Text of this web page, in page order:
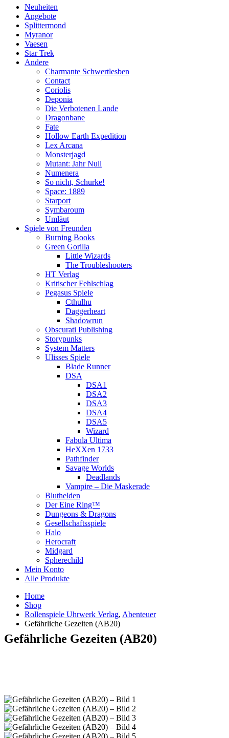
Neuheiten
Angebote
Splittermond
Myranor
Vaesen
Star Trek
Andere
Charmante Schwertlesben
Contact
Coriolis
Deponia
Die Verbotenen Lande
Dragonbane
Fate
Hollow Earth Expedition
Lex Arcana
Monsterjagd
Mutant: Jahr Null
Numenera
So nicht, Schurke!
Space: 1889
Starport
Symbaroum
Umläut
Spiele von Freunden
Burning Books
Green Gorilla
Little Wizards
The Troubleshooters
HT Verlag
Kritischer Fehlschlag
Pegasus Spiele
Cthulhu
Daggerheart
Shadowrun
Obscurati Publishing
Storypunks
System Matters
Ulisses Spiele
Blade Runner
DSA
DSA1
DSA2
DSA3
DSA4
DSA5
Wizard
Fabula Ultima
HeXXen 1733
Pathfinder
Savage Worlds
Deadlands
Vampire – Die Maskerade
Bluthelden
Der Eine Ring™
Dungeons & Dragons
Gesellschaftsspiele
Halo
Herocraft
Midgard
Spherechild
Mein Konto
Alle Produkte
Home
Shop
Rollenspiele Uhrwerk Verlag, Abenteuer
Gefährliche Gezeiten (AB20)
Gefährliche Gezeiten (AB20)